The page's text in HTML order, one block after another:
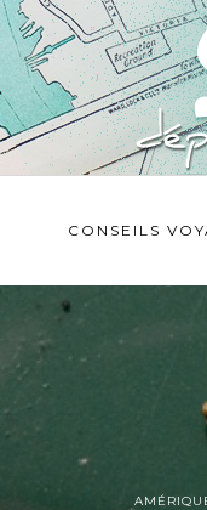
CONSEILS